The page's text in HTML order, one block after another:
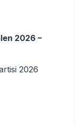
2026 –
2026